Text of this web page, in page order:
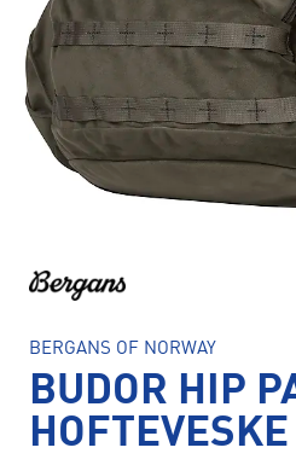
BERGANS OF NORWAY
BUDOR HIP
HOFTEVESKE